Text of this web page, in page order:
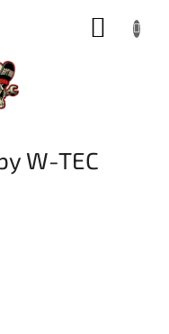
W-TEC